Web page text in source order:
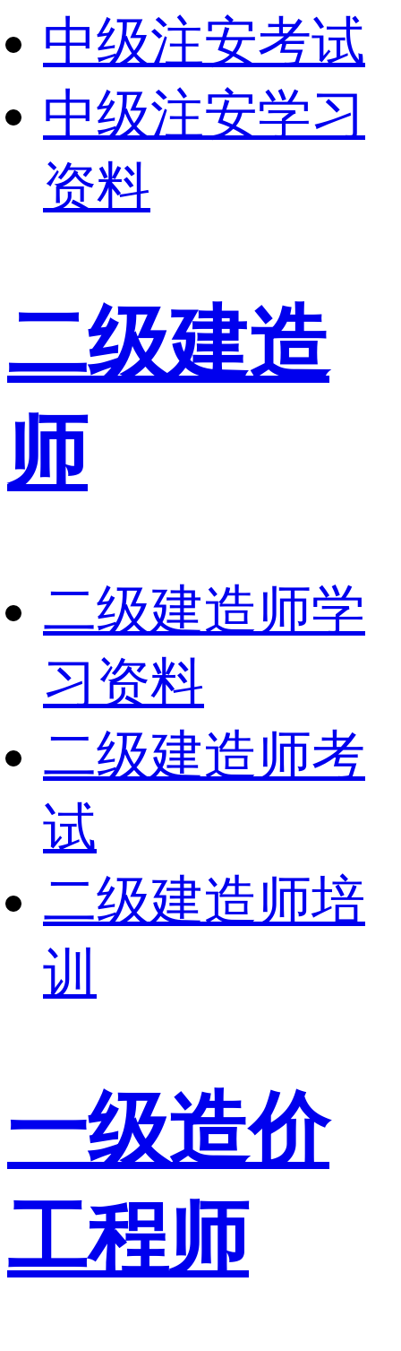
中级注安考试
中级注安学习
资料
二级建造
师
二级建造师学
习资料
二级建造师考
试
二级建造师培
训
一级造价
工程师